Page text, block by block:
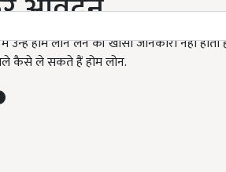
होम लोन लेने की खासा जानकारी नहीं होती
कैसे ले सकते हैं होम लोन.